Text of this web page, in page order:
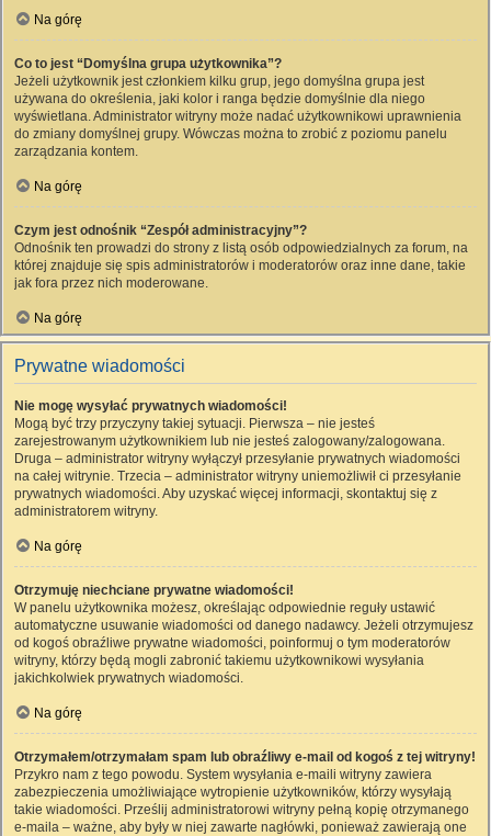
Na górę
Co to jest “Domyślna grupa użytkownika”?
Jeżeli użytkownik jest członkiem kilku grup, jego domyślna grupa jest
używana do określenia, jaki kolor i ranga będzie domyślnie dla niego
wyświetlana. Administrator witryny może nadać użytkownikowi uprawnienia
do zmiany domyślnej grupy. Wówczas można to zrobić z poziomu panelu
zarządzania kontem.
Na górę
Czym jest odnośnik “Zespół administracyjny”?
Odnośnik ten prowadzi do strony z listą osób odpowiedzialnych za forum, na
której znajduje się spis administratorów i moderatorów oraz inne dane, takie
jak fora przez nich moderowane.
Na górę
Prywatne wiadomości
Nie mogę wysyłać prywatnych wiadomości!
Mogą być trzy przyczyny takiej sytuacji. Pierwsza – nie jesteś
zarejestrowanym użytkownikiem lub nie jesteś zalogowany/zalogowana.
Druga – administrator witryny wyłączył przesyłanie prywatnych wiadomości
na całej witrynie. Trzecia – administrator witryny uniemożliwił ci przesyłanie
prywatnych wiadomości. Aby uzyskać więcej informacji, skontaktuj się z
administratorem witryny.
Na górę
Otrzymuję niechciane prywatne wiadomości!
W panelu użytkownika możesz, określając odpowiednie reguły ustawić
automatyczne usuwanie wiadomości od danego nadawcy. Jeżeli otrzymujesz
od kogoś obraźliwe prywatne wiadomości, poinformuj o tym moderatorów
witryny, którzy będą mogli zabronić takiemu użytkownikowi wysyłania
jakichkolwiek prywatnych wiadomości.
Na górę
Otrzymałem/otrzymałam spam lub obraźliwy e-mail od kogoś z tej witryny!
Przykro nam z tego powodu. System wysyłania e-maili witryny zawiera
zabezpieczenia umożliwiające wytropienie użytkowników, którzy wysyłają
takie wiadomości. Prześlij administratorowi witryny pełną kopię otrzymanego
e-maila – ważne, aby były w niej zawarte nagłówki, ponieważ zawierają one